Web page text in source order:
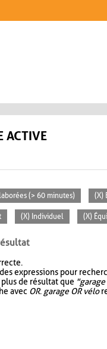
ACTIVE
(> 60 minutes) (X)
(X) Individuel (X)
expressions pour
de résultat que
avec OR. garage OR vélo